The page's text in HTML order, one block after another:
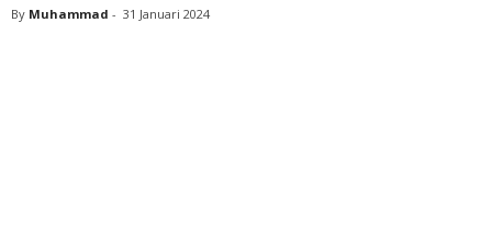
By Muhammad - 31 Januari 2024